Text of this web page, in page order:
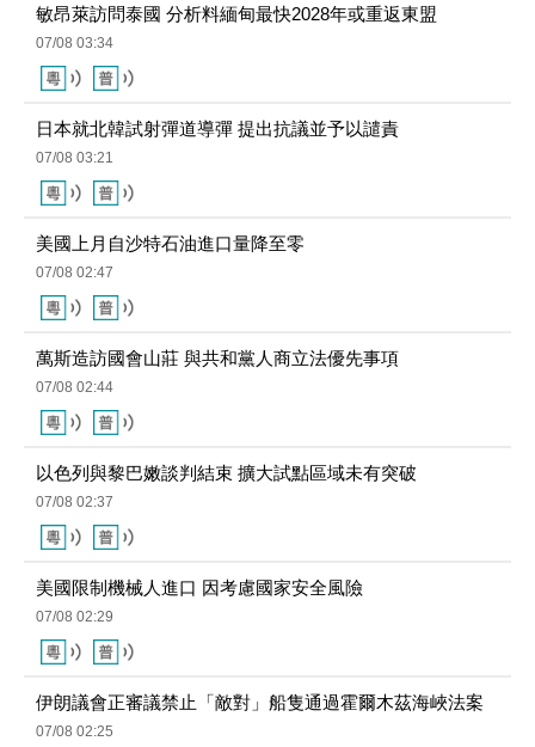
敏昂萊訪問泰國 分析料緬甸最快2028年或重返東盟
07/08 03:34
日本就北韓試射彈道導彈 提出抗議並予以譴責
07/08 03:21
美國上月自沙特石油進口量降至零
07/08 02:47
萬斯造訪國會山莊 與共和黨人商立法優先事項
07/08 02:44
以色列與黎巴嫩談判結束 擴大試點區域未有突破
07/08 02:37
美國限制機械人進口 因考慮國家安全風險
07/08 02:29
伊朗議會正審議禁止「敵對」船隻通過霍爾木茲海峽法案
07/08 02:25